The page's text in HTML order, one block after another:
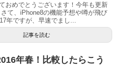
おめでとうございます！今年も更新
て、iPhone8の機能予想や噂が飛び
年ですが、早速でまし...
記事を読む
年春！比較したらこう